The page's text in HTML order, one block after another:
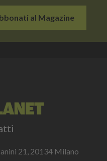
al Magazine
21, 20134 Milano